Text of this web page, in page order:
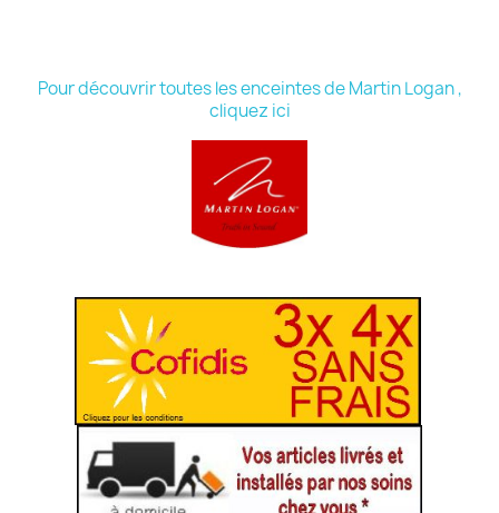
Pour découvrir toutes les enceintes de Martin Logan ,
cliquez ici